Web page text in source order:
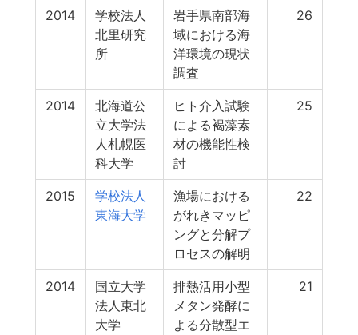
2014
学校法人
北里研究
所
岩手県南部海
域における海
洋環境の現状
調査
26
2014
北海道公
立大学法
人札幌医
科大学
ヒト介入試験
による褐藻素
材の機能性検
討
25
2015
学校法人
東海大学
漁場における
がれきマッピ
ングと分解プ
ロセスの解明
22
2014
国立大学
法人東北
大学
排熱活用小型
メタン発酵に
よる分散型エ
21